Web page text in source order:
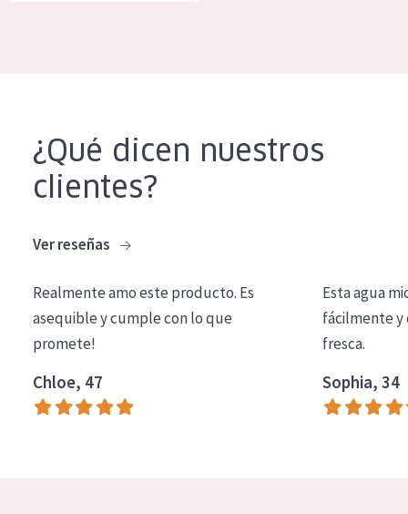
TIPO DE PIEL
Piel normal y seca
Piel madura
Piel expuesta al sol
Piel menopáusica
¿Qué dicen nuestros
clientes?
Ver reseñas
Realmente amo este producto. Es
asequible y cumple con lo que
promete!
Chloe, 47
Esta agua
fácilmente y
fresca.
Sophia, 34